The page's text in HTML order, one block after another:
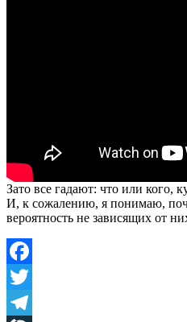
Зато все гадают: что или кого,
И, к сожалению, я понимаю,
вероятность не зависящих от
Facebook
Twitter